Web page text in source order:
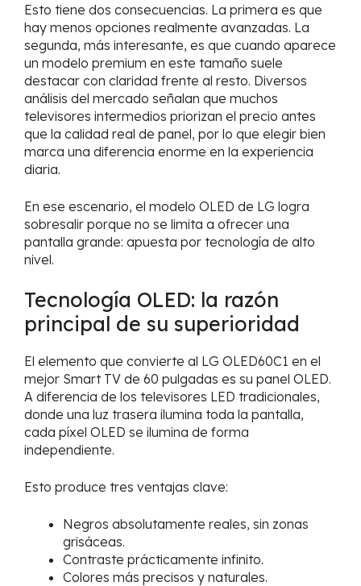
Esto tiene dos consecuencias. La primera es que
hay menos opciones realmente avanzadas. La
segunda, más interesante, es que cuando aparece
un modelo premium en este tamaño suele
destacar con claridad frente al resto. Diversos
análisis del mercado señalan que muchos
televisores intermedios priorizan el precio antes
que la calidad real de panel, por lo que elegir bien
marca una diferencia enorme en la experiencia
diaria.
En ese escenario, el modelo OLED de LG logra
sobresalir porque no se limita a ofrecer una
pantalla grande: apuesta por tecnología de alto
nivel.
Tecnología OLED: la razón
principal de su superioridad
El elemento que convierte al LG OLED60C1 en el
mejor Smart TV de 60 pulgadas es su panel OLED.
A diferencia de los televisores LED tradicionales,
donde una luz trasera ilumina toda la pantalla,
cada píxel OLED se ilumina de forma
independiente.
Esto produce tres ventajas clave:
Negros absolutamente reales, sin zonas
grisáceas.
Contraste prácticamente infinito.
Colores más precisos y naturales.